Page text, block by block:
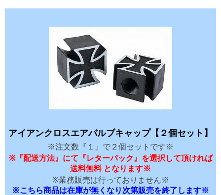
アイアンクロスエアバルブキャップ【２個セット】
※注文数『１』で２個セットです※
※『配送方法』にて『レターパック』を選択して頂ければ
送料無料 となります※
※業務販売は行っておりません※
※こちら商品は在庫が無くなり次第販売を終了します※